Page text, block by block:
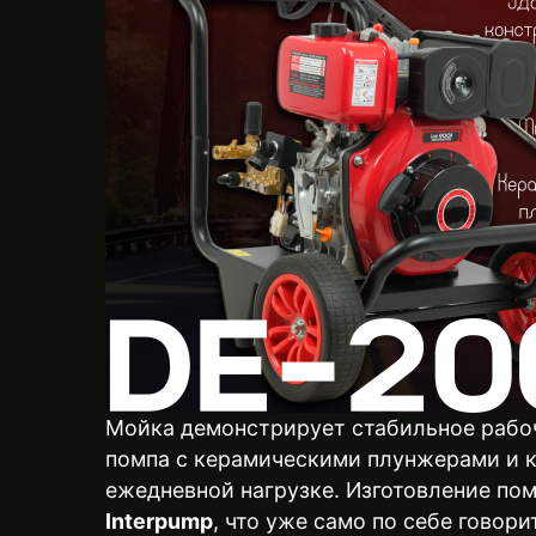
Мойка демонстрирует стабильное
помпа с керамическими плунжерами и
ежедневной нагрузке. Изготовление
Interpump, что уже само по себе